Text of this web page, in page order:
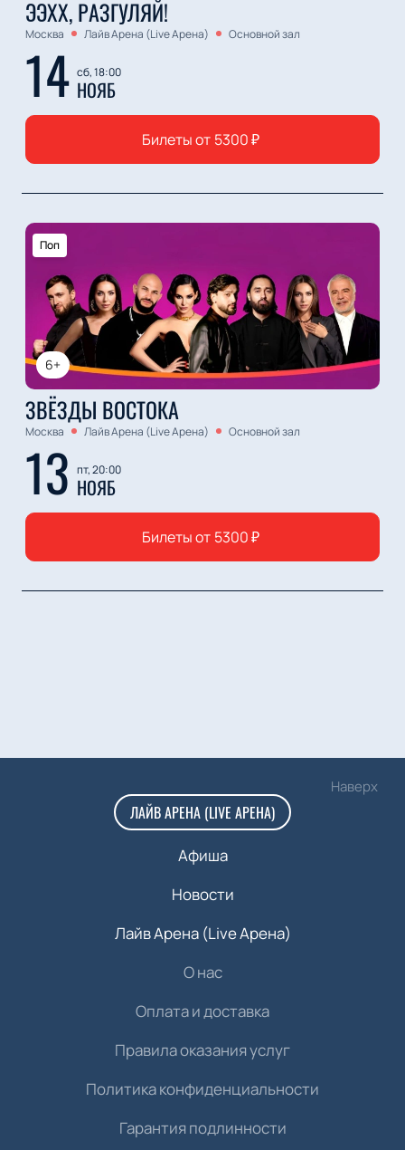
ЭЭХХ, РАЗГУЛЯЙ!
Москва Лайв Арена (Live Арена) Основной зал
14 сб, 18:00
НОЯБ
Билеты от 5300₽
6+
Поп
ЗВЁЗДЫ ВОСТОКА
Москва Лайв Арена (Live Арена) Основной зал
13 пт, 20:00
НОЯБ
Билеты от 5300₽
Наверх
ЛАЙВ АРЕНА (LIVE АРЕНА)
Афиша
Новости
Лайв Арена (Live Арена)
О нас
Оплата и доставка
Правила оказания услуг
Политика конфиденциальности
Гарантия подлинности